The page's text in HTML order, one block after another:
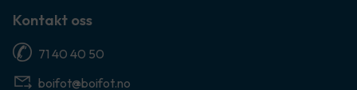
Kontakt oss
71 40 40 50
boifot@boifot.no